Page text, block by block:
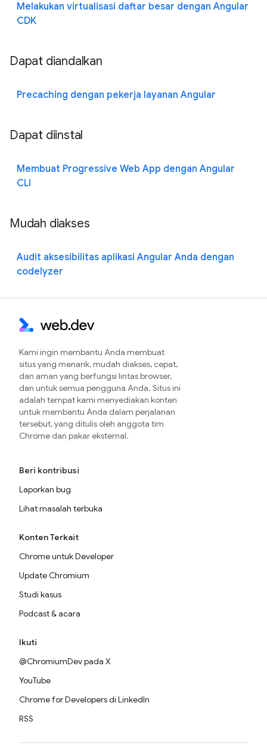
Melakukan virtualisasi daftar besar dengan Angular
CDK
Dapat diandalkan
Precaching dengan pekerja layanan Angular
Dapat diinstal
Membuat Progressive Web App dengan Angular
CLI
Mudah diakses
Audit aksesibilitas aplikasi Angular Anda dengan
codelyzer
Kami ingin membantu Anda membuat
situs yang menarik, mudah diakses, cepat,
dan aman yang berfungsi lintas browser,
dan untuk semua pengguna Anda. Situs ini
adalah tempat kami menyediakan konten
untuk membantu Anda dalam perjalanan
tersebut, yang ditulis oleh anggota tim
Chrome dan pakar eksternal.
Beri kontribusi
Laporkan bug
Lihat masalah terbuka
Konten Terkait
Chrome untuk Developer
Update Chromium
Studi kasus
Podcast & acara
Ikuti
@ChromiumDev pada X
YouTube
Chrome for Developers di LinkedIn
RSS